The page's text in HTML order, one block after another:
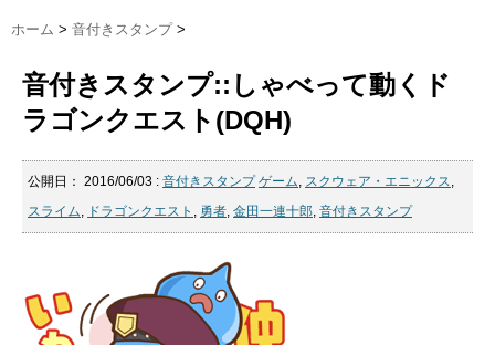
ホーム > 音付きスタンプ >
音付きスタンプ::しゃべって動くド
ラゴンクエスト(DQH)
公開日： 2016/06/03 : 音付きスタンプ ゲーム, スクウェア・エニックス,
スライム, ドラゴンクエスト , 勇者, 金田一連十郎, 音付きスタンプ